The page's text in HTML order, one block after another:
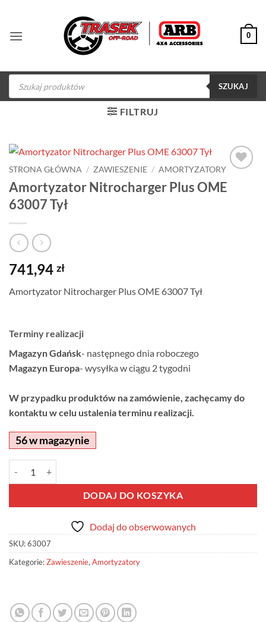
zawartości
0
Wyszukiwarka
produktów
SZUKAJ
FILTRUJ
Dodaj do
obserwowanych
STRONA GŁÓWNA / ZAWIESZENIE / AMORTYZATORY
Amortyzator Nitrocharger Plus OME
63007 Tył
741,94 zł
Amortyzator Nitrocharger Plus OME 63007 Tył
Terminy realizacji
Magazyn Gdańsk- następnego dnia roboczego
Magazyn Europa- wysyłka w ciągu 2 tygodni
W przypadku produktów na zamówienie, zachęcamy do
kontaktu w celu ustalenia terminu realizacji.
56 w magazynie
DODAJ DO KOSZYKA
Alternative:
Dodaj do obserwowanych
SKU:63007
Kategorie:Zawieszenie,Amortyzatory